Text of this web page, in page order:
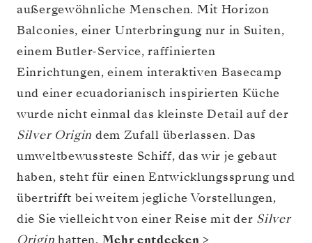
außergewöhnliche Menschen. Mit Horizon
Balconies, einer Unterbringung nur in Suiten,
einem Butler-Service, raffinierten
Einrichtungen, einem interaktiven Basecamp
und einer ecuadorianisch inspirierten Küche
wurde nicht einmal das kleinste Detail auf der
Silver Origin dem Zufall überlassen. Das
umweltbewussteste Schiff, das wir je gebaut
haben, steht für einen Entwicklungssprung und
übertrifft bei weitem jegliche Vorstellungen,
die Sie vielleicht von einer Reise mit der Silver
Origin hatten. Mehr entdecken >